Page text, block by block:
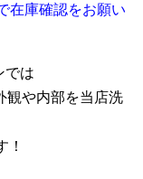
在庫確認をお願い
では
や内部を当店洗
！